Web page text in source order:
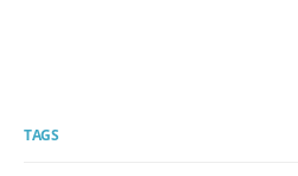
TAGS